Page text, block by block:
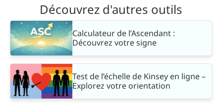
Découvrez d'autres outils
Calculateur de l’Ascendant :
Découvrez votre signe
Test de l’échelle de Kinsey en ligne –
Explorez votre orientation